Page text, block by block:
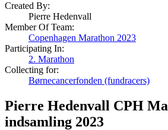
Created By:
Pierre Hedenvall
Member Of Team:
Copenhagen Marathon 2023
Participating In:
2. Marathon
Collecting for:
Børnecancerfonden (fundracers)
Pierre Hedenvall CPH
indsamling 2023